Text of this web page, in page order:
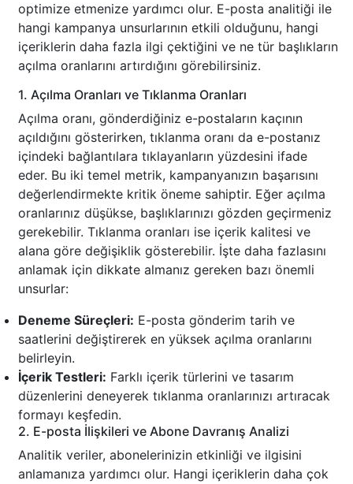
optimize etmenize yardımcı olur. E-posta analitiği ile
hangi kampanya unsurlarının etkili olduğunu, hangi
içeriklerin daha fazla ilgi çektiğini ve ne tür başlıkların
açılma oranlarını artırdığını görebilirsiniz.
1. Açılma Oranları ve Tıklanma Oranları
Açılma oranı, gönderdiğiniz e-postaların kaçının
açıldığını gösterirken, tıklanma oranı da e-postanız
içindeki bağlantılara tıklayanların yüzdesini ifade
eder. Bu iki temel metrik, kampanyanızın başarısını
değerlendirmekte kritik öneme sahiptir. Eğer açılma
oranlarınız düşükse, başlıklarınızı gözden geçirmeniz
gerekebilir. Tıklanma oranları ise içerik kalitesi ve
alana göre değişiklik gösterebilir. İşte daha fazlasını
anlamak için dikkate almanız gereken bazı önemli
unsurlar:
Deneme Süreçleri: E-posta gönderim tarih ve
saatlerini değiştirerek en yüksek açılma oranlarını
belirleyin.
İçerik Testleri: Farklı içerik türlerini ve tasarım
düzenlerini deneyerek tıklanma oranlarınızı artıracak
formayı keşfedin.
2. E-posta İlişkileri ve Abone Davranış Analizi
Analitik veriler, abonelerinizin etkinliği ve ilgisini
anlamanıza yardımcı olur. Hangi içeriklerin daha çok